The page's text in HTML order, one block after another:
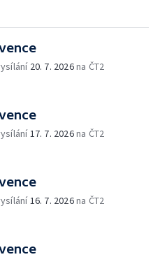
20. 7. 2026na ČT2
17. 7. 2026na ČT2
16. 7. 2026na ČT2